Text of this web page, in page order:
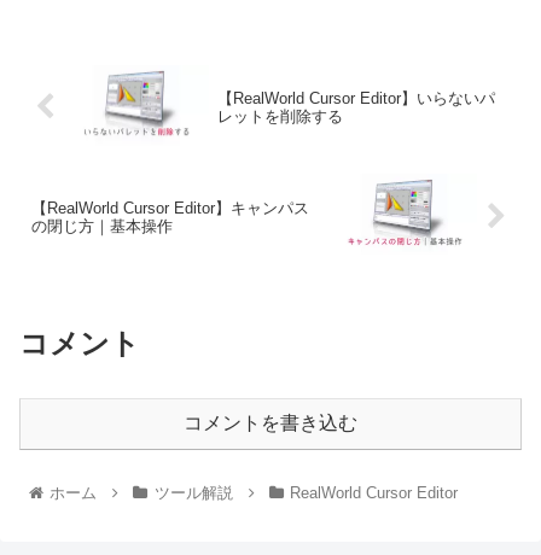
【RealWorld Cursor Editor】いらないパ
レットを削除する
【RealWorld Cursor Editor】キャンパス
の閉じ方｜基本操作
コメント
コメントを書き込む
ホーム ツール解説 RealWorld Cursor Editor